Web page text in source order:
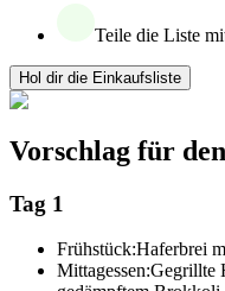
Teile die Liste
Hol dir die Einkaufsliste
Vorschlag für
Tag 1
Frühstück:Haferbrei
Mittagessen:Gegrillte